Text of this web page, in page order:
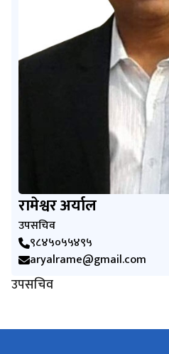
रामेश्वर अर्याल
उपसचिव
९८४५०५५४९५
aryalrame@gmail.com
उपसचिव